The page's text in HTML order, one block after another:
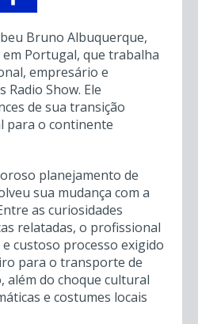
Bruno Albuquerque,
Portugal, que trabalha
empresário e
Radio Show. Ele
de sua transição
para o continente
planejamento de
sua mudança com a
as curiosidades
relatadas, o profissional
custoso processo exigido
para o transporte de
além do choque cultural
e costumes locais